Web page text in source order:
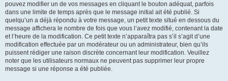
pouvez modifier un de vos messages en cliquant le bouton adéquat, parfois
dans une limite de temps après que le message initial ait été publié. Si
quelqu’un a déjà répondu à votre message, un petit texte situé en dessous du
message affichera le nombre de fois que vous l’avez modifié, contenant la date
et l’heure de la modification. Ce petit texte n’apparaîtra pas s’il s’agit d’une
modification effectuée par un modérateur ou un administrateur, bien qu’ils
puissent rédiger une raison discrète concernant leur modification. Veuillez
noter que les utilisateurs normaux ne peuvent pas supprimer leur propre
message si une réponse a été publiée.